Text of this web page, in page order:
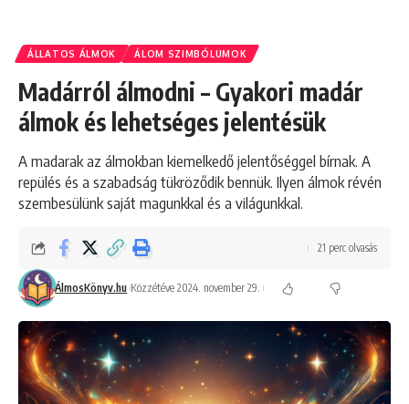
ÁLLATOS ÁLMOK ÁLOM SZIMBÓLUMOK
Madárról álmodni – Gyakori madár
álmok és lehetséges jelentésük
A madarak az álmokban kiemelkedő jelentőséggel bírnak. A
repülés és a szabadság tükröződik bennük. Ilyen álmok révén
szembesülünk saját magunkkal és a világunkkal.
ÁlmosKönyv.hu Közzétéve 2024. november 29.
21 perc olvasás